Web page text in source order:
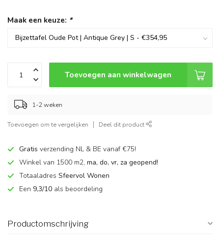
Maak een keuze: *
Toevoegen aan winkelwagen
1-2 weken
Toevoegen om te vergelijken Deel dit product
Gratis verzending NL & BE vanaf €75!
Winkel van 1500 m2, ma, do, vr, za geopend!
Totaaladres Sfeervol Wonen
Een 9,3/10 als beoordeling
Productomschrijving